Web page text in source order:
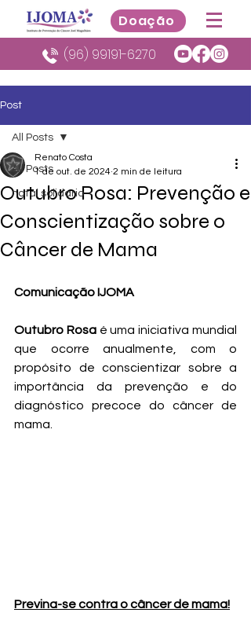
(96) 99191-6270
Doação
Post
All Posts
natal solidario
All Posts
Outubro Rosa: Prevenção e
Conscientização sobre o
Câncer de Mama
Renato Costa
1 de out. de 2024 2 min de leitura
Comunicação IJOMA
Outubro Rosa é uma iniciativa mundial
que ocorre anualmente, com o
propósito de conscientizar sobre a
importância da prevenção e do
diagnóstico precoce do câncer de
mama.
Previna-se contra o câncer de mama!